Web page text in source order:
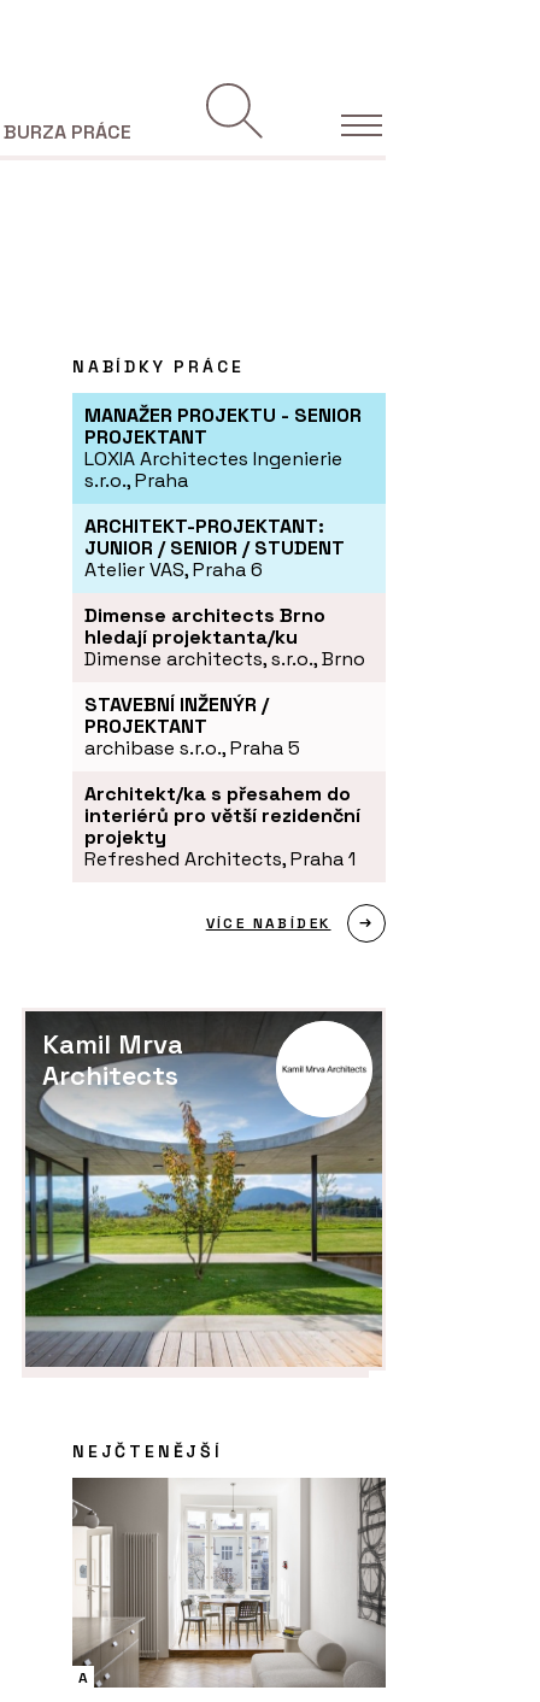
BURZA PRÁCE
NABÍDKY PRÁCE
MANAŽER PROJEKTU - SENIOR
PROJEKTANT
LOXIA Architectes Ingenierie
s.r.o., Praha
ARCHITEKT-PROJEKTANT:
JUNIOR / SENIOR / STUDENT
Atelier VAS, Praha 6
Dimense architects Brno
hledají projektanta/ku
Dimense architects, s.r.o., Brno
STAVEBNÍ INŽENÝR /
PROJEKTANT
archibase s.r.o., Praha 5
Architekt/ka s přesahem do
interiérů pro větší rezidenční
projekty
Refreshed Architects, Praha 1
VÍCE NABÍDEK
Kamil Mrva
Architects
NEJČTENĚJŠÍ
A